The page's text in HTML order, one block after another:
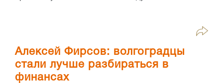
Алексей Фирсов: волгоградцы
стали лучше разбираться в
финансах